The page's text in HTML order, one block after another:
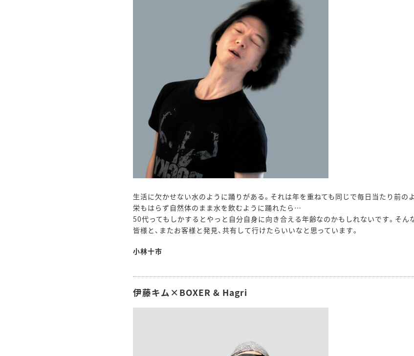
生活に欠かせない水のように踊りがある。それは年を重ねても同じで毎日当たり前の
栄もはらず自然体のまま水を飲むように踊れたら…
50代ってもしかするとやっと自分自身に向き合える年齢なのかもしれないです。そん
皆様と、またお客様と発見、共有して行けたらいいなと思っています。
小林十市
伊藤キム×BOXER & Hagri